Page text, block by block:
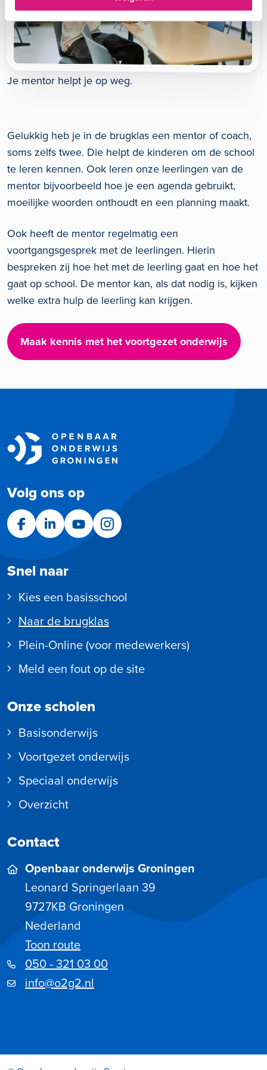
Je mentor helpt je op weg.
Gelukkig heb je in de brugklas een mentor of coach,
soms zelfs twee. Die helpt de kinderen om de school
te leren kennen. Ook leren onze leerlingen van de
mentor bijvoorbeeld hoe je een agenda gebruikt,
moeilijke woorden onthoudt en een planning maakt.
Ook heeft de mentor regelmatig een
voortgangsgesprek met de leerlingen. Hierin
bespreken zij hoe het met de leerling gaat en hoe het
gaat op school. De mentor kan, als dat nodig is, kijken
welke extra hulp de leerling kan krijgen.
Maak kennis met het voortgezet onderwijs
Volg ons op
FacebookLinkedInYouTubeInstagram
Snel naar
Kies een basisschool
Naar de brugklas
Plein-Online (voor medewerkers)
Meld een fout op de site
Onze scholen
Basisonderwijs
Voortgezet onderwijs
Speciaal onderwijs
Overzicht
Contact
Openbaar onderwijs Groningen
Leonard Springerlaan 39
9727KB Groningen
Nederland
Toon route
050 - 321 03 00
info@o2g2.nl